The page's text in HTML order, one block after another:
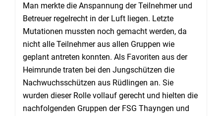
Man merkte die Anspannung der Teilnehmer und
Betreuer regelrecht in der Luft liegen. Letzte
Mutationen mussten noch gemacht werden, da
nicht alle Teilnehmer aus allen Gruppen wie
geplant antreten konnten. Als Favoriten aus der
Heimrunde traten bei den Jungschützen die
Nachwuchsschützen aus Rüdlingen an. Sie
wurden dieser Rolle vollauf gerecht und hielten die
nachfolgenden Gruppen der FSG Thayngen und